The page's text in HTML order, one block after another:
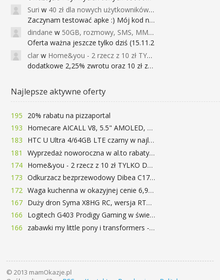
Suri w 40 zł dla nowych użytkowników Google Pay (dawniej Android Pay)
Zaczynam testować apke :) Mój kod na 40
dindane w 50GB, rozmowy, SMS, MMS bez limitu przez 6 miesięcy za darmo za przeniesienie numeru do Play NEXT
Oferta ważna jeszcze tylko dziś (15.11.2
clar w Home&you - 2 rzecz z 10 zł TYLKO DZISIAJ
dodatkowe 2,25% zwrotu oraz 10 zł za r
Najlepsze aktywne oferty
195
20% rabatu na pizzaportal
193
Homecare AICALL V8, 5.5" AMOLED, 4/128GB, Snapdragon 652, LTE, QC3.0, 3400mAh za 416zł
183
HTC U Ultra 4/64GB LTE czarny w najlepszej cenie na rynku 799 zł!!!
181
Wyprzedaż noworoczna w al.to rabaty do 72%
174
Home&you - 2 rzecz z 10 zł TYLKO DZISIAJ
173
Odkurzacz bezprzewodowy Dibea C17 za 77.99$ (~290zł)
172
Waga kuchenna w okazyjnej cenie 6,99$
167
Duży dron Syma X8HG RC, wersja RTF, kamera 8MP za 62$ (~233zł) - TomTop
166
Logitech G403 Prodigy Gaming w świetnej cenie 169 zł
166
zabawki my little pony i transformers -50%!
© 2013 mamOkazje.pl